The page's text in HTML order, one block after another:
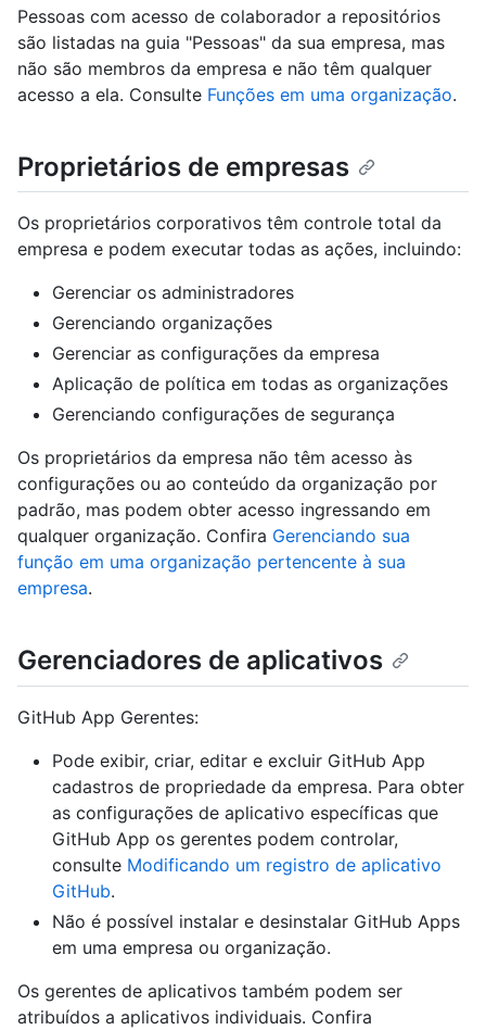
Pessoas com acesso de colaborador a repositórios
são listadas na guia "Pessoas" da sua empresa, mas
não são membros da empresa e não têm qualquer
acesso a ela. Consulte Funções em uma organização.
Proprietários de empresas
Os proprietários corporativos têm controle total da
empresa e podem executar todas as ações, incluindo:
Gerenciar os administradores
Gerenciando organizações
Gerenciar as configurações da empresa
Aplicação de política em todas as organizações
Gerenciando configurações de segurança
Os proprietários da empresa não têm acesso às
configurações ou ao conteúdo da organização por
padrão, mas podem obter acesso ingressando em
qualquer organização. Confira Gerenciando sua
função em uma organização pertencente à sua
empresa.
Gerenciadores de aplicativos
GitHub App Gerentes:
Pode exibir, criar, editar e excluir GitHub App
cadastros de propriedade da empresa. Para obter
as configurações de aplicativo específicas que
GitHub App os gerentes podem controlar,
consulte Modificando um registro de aplicativo
GitHub.
Não é possível instalar e desinstalar GitHub Apps
em uma empresa ou organização.
Os gerentes de aplicativos também podem ser
atribuídos a aplicativos individuais. Confira